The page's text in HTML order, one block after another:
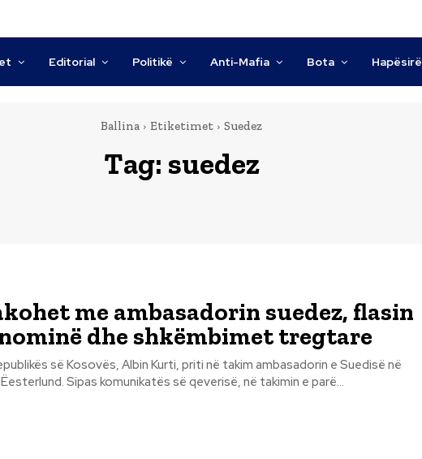
Editorial Politikë Anti-Mafia Bota Hapësirë
Ballina Etiketimet Suedez
Tag: suedez
me ambasadorin suedez, flasin
dhe shkëmbimet tregtare
së Kosovës, Albin Kurti, priti në takim ambasadorin e Suedisë në
Kosovë, Jonas Ëesterlund. Sipas komunikatës së qeverisë, në takimin e parë...